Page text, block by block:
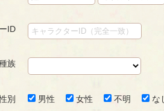
ID
族
別 男性 女性 不明 な